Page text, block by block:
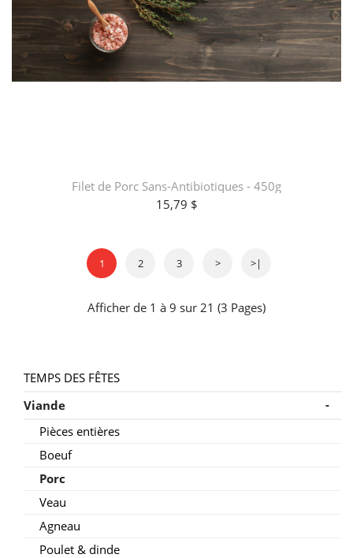
TEMPS DES FÊTES
Viande
-
Pièces entières
Boeuf
Porc
Veau
Agneau
Poulet & dinde
Filet de Porc Sans-Antibiotiques - 450g
15,79 $
1 2 3 > >|
Afficher de 1 à 9 sur 21 (3 Pages)